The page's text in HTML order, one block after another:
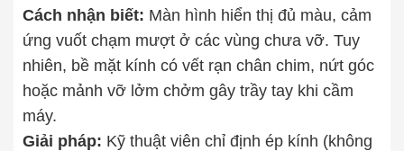
Cách nhận biết: Màn hình hiển thị đủ màu, cảm
ứng vuốt chạm mượt ở các vùng chưa vỡ. Tuy
nhiên, bề mặt kính có vết rạn chân chim, nứt góc
hoặc mảnh vỡ lởm chởm gây trầy tay khi cầm
máy.
Giải pháp: Kỹ thuật viên chỉ định ép kính (không